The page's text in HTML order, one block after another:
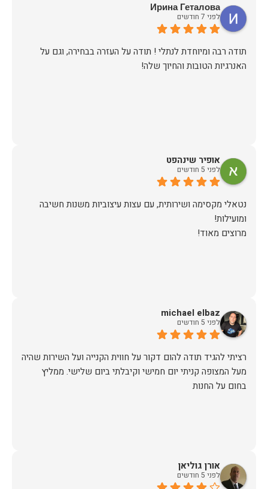
Ирина Геталова
לפני 7 חודשים
​תודה רבה ומיוחדת לנתלי ! תודה על העזרה בבחירה, וגם על
האנרגיות הטובות והחיוך שלה!
אופיר שינהפט
לפני 5 חודשים
נטאלי מקסימה ושירותית, עם עצות עיצוביות משנות חשיבה
מרוצים מאוד!
michael elbaz
לפני 5 חודשים
רציתי להגיד תודה להום דקור על חווית הקנייה ועל השירות שהיה
מעל המצופה קניתי יום חמישי וקיבלתי ביום שלישי. ממליץ
בחום על החנות
אורן גוליאן
לפני 5 חודשים